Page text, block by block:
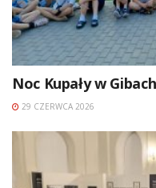
Noc Kupały w Gibach
29 CZERWCA 2026